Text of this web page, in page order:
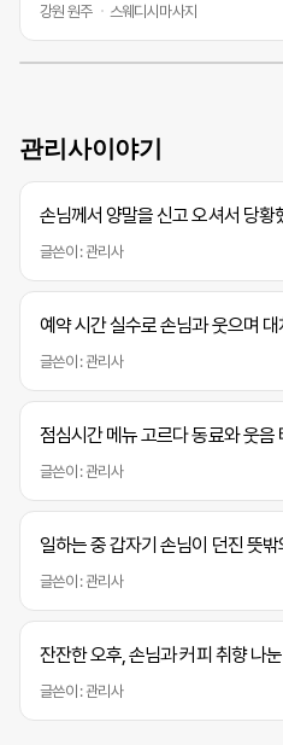
강원 원주 스웨디시마사지
관리사이야기
손님께서 양말을 신고 오셔서 당황
글쓴이 : 관리사
예약 시간 실수로 손님과 웃으며
글쓴이 : 관리사
점심시간 메뉴 고르다 동료와 웃음
글쓴이 : 관리사
일하는 중 갑자기 손님이 던진 뜻
글쓴이 : 관리사
잔잔한 오후, 손님과 커피 취향 나
글쓴이 : 관리사